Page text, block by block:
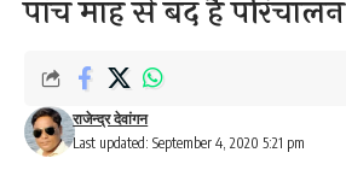
पांच माह से बंद है परिचालन
Last updated: September 4, 2020 5:21 pm
राजेन्द्र देवांगन